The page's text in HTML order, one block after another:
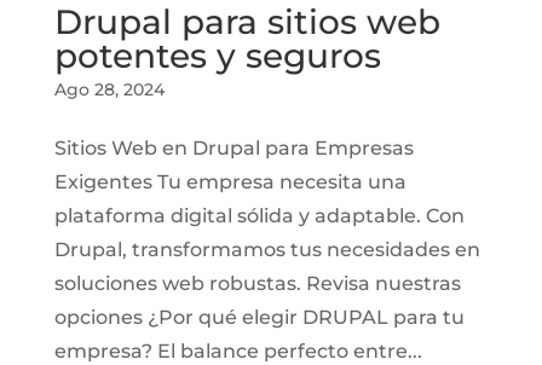
Drupal para sitios web
potentes y seguros
Ago 28, 2024
Sitios Web en Drupal para Empresas
Exigentes Tu empresa necesita una
plataforma digital sólida y adaptable. Con
Drupal, transformamos tus necesidades en
soluciones web robustas. Revisa nuestras
opciones ¿Por qué elegir DRUPAL para tu
empresa? El balance perfecto entre...